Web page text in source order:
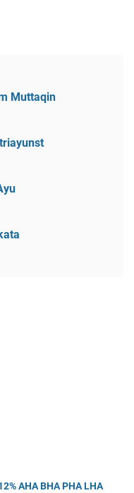
Muttaqin
AHA BHA PHA LHA